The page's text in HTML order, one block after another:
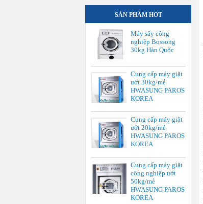
SẢN PHẨM HOT
Máy sấy công
nghiệp Bossong
30kg Hàn Quốc
Cung cấp máy giặt
ướt 30kg/mẻ
HWASUNG PAROS
KOREA
Cung cấp máy giặt
ướt 20kg/mẻ
HWASUNG PAROS
KOREA
Cung cấp máy giặt
công nghiệp ướt
50kg/mẻ
HWASUNG PAROS
KOREA